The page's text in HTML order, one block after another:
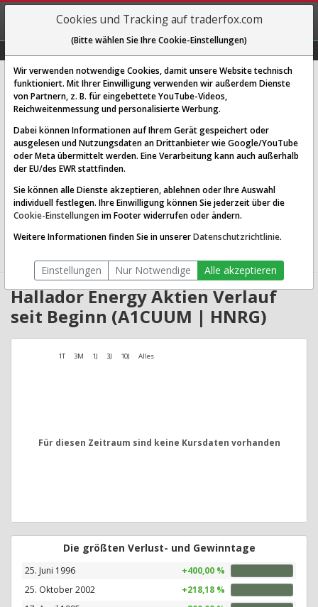
REGIS-
TRIEREN
Hallador Energy Co.
[HNRG | WKN A1CUUM | ISIN US40609P1057]
14,780 $ 0,20 %
Echtzeit-Aktienkurs 06.08.2026 19:59 Uhr
BID:14,729 $
Website:
Sektor:
Utilities / Utilities - Independent Power Producers
0.71 Mrd. USD
Anzahl
47,130,392
Hallador Energy Aktien Verlauf
seit Beginn (A1CUUM | HNRG)
1T 3M 1J 3J 10J Alles
Für diesen Zeitraum sind keine Kursdaten vorhanden
Die größten Verlust- und Gewinntage
25. Juni 1996
+400,00 %
25. Oktober 2002
+218,18 %
Cookies und Tracking auf traderfox.com
(Bitte wählen Sie Ihre Cookie-Einstellungen)
Wir verwenden notwendige Cookies, damit unsere Website technisch
funktioniert. Mit Ihrer Einwilligung verwenden wir außerdem Dienste
von Partnern, z. B. für eingebettete YouTube-Videos,
Reichweitenmessung und personalisierte Werbung.
Dabei können Informationen auf Ihrem Gerät gespeichert oder
ausgelesen und Nutzungsdaten an Drittanbieter wie Google/YouTube
oder Meta übermittelt werden. Eine Verarbeitung kann auch außerhalb
der EU/des EWR stattfinden.
Sie können alle Dienste akzeptieren, ablehnen oder Ihre Auswahl
individuell festlegen. Ihre Einwilligung können Sie jederzeit über die
Cookie-Einstellungen im Footer widerrufen oder ändern.
Weitere Informationen finden Sie in unsererDatenschutzrichtlinie.
Einstellungen Nur Notwendige Alle akzeptieren